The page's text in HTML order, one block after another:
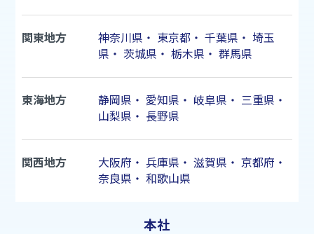
関東地方 神奈川県 ・ 東京都・ 千葉県 ・ 埼玉
県 ・ 茨城県 ・ 栃木県 ・ 群馬県
東海地方 静岡県 ・ 愛知県 ・ 岐阜県 ・ 三重県 ・
山梨県 ・ 長野県
関西地方 大阪府 ・ 兵庫県 ・ 滋賀県 ・ 京都府 ・
奈良県 ・ 和歌山県
本社